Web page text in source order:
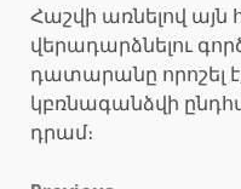
Հաշվի առնելով
վերադարձնելու
դատարանը որոշել
կբռնագանձվի
դրամ։